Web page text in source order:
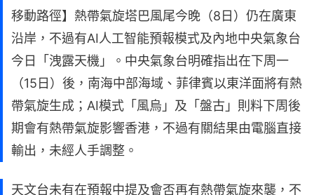
移動路徑】熱帶氣旋塔巴風尾今晚（8日）仍在廣東
沿岸，不過有AI人工智能預報模式及內地中央氣象台
今日「洩露天機」。中央氣象台明確指出在下周一
（15日）後，南海中部海域、菲律賓以東洋面將有熱
帶氣旋生成；AI模式「風烏」及「盤古」則料下周後
期會有熱帶氣旋影響香港，不過有關結果由電腦直接
輸出，未經人手調整。
天文台未有在預報中提及會否再有熱帶氣旋來襲，不